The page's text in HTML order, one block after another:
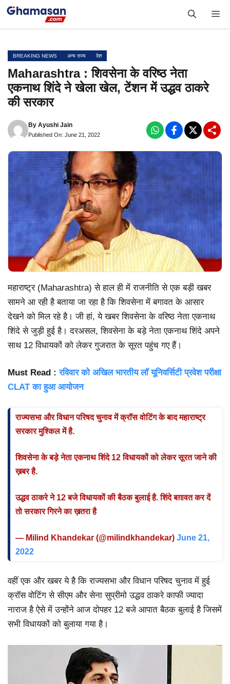
Skip
BREAKING NEWS अन्य राज्य देश
Maharashtra : शिवसेना के वरिष्ठ नेता
एकनाथ शिंदे ने खेला खेल, टेंशन में उद्धव ठाकरे
की सरकार
By Ayushi Jain
Published On: June 21, 2022
महाराष्ट्र (Maharashtra) से हाल ही में राजनीति से एक बड़ी खबर
सामने आ रही है बताया जा रहा है कि शिवसेना में बगावत के आसार
देखने को मिल रहे है। जी हां, ये खबर शिवसेना के वरिष्ठ नेता एकनाथ
शिंदे से जुड़ी हुई है। दरअसल, शिवसेना के बड़े नेता एकनाथ शिंदे अपने
साथ 12 विधायकों को लेकर गुजरात के सूरत पहुंच गए हैं।
Must Read :रविवार को अखिल भारतीय लॉ यूनिवर्सिटी प्रवेश परीक्षा
CLAT का हुआ आयोजन
राज्यसभा और विधान परिषद चुनाव में क्रॉस वोटिंग के बाद महाराष्ट्र
सरकार मुश्किल में है.
शिवसेना के बड़े नेता एकनाथ शिंदे 12 विधायकों को लेकर सूरत जाने की
ख़बर है.
उद्धव ठाकरे ने 12 बजे विधायकों की बैठक बुलाई है. शिंदे बग़ावत कर दें
तो सरकार गिरने का ख़तरा है
— Milind Khandekar (@milindkhandekar) June 21,
2022
वहीं एक और खबर ये है कि राज्यसभा और विधान परिषद चुनाव में हुई
क्रॉस वोटिंग से सीएम और सेना सुप्रीमो उद्धव ठाकरे काफी ज्यादा
नाराज है ऐसे में उन्होंने आज दोपहर 12 बजे आपात बैठक बुलाई है जिसमें
सभी विधायकों को बुलाया गया है।